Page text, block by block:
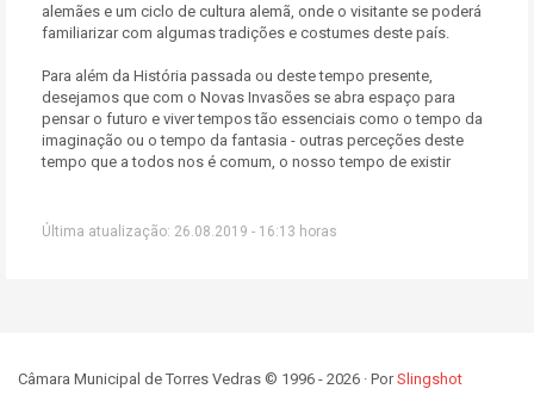
alemães e um ciclo de cultura alemã, onde o visitante se poderá
familiarizar com algumas tradições e costumes deste país.
Para além da História passada ou deste tempo presente,
desejamos que com o Novas Invasões se abra espaço para
pensar o futuro e viver tempos tão essenciais como o tempo da
imaginação ou o tempo da fantasia - outras perceções deste
tempo que a todos nos é comum, o nosso tempo de existir
Última atualização: 26.08.2019 - 16:13 horas
Câmara Municipal de Torres Vedras © 1996 - 2026 · PorSlingshot